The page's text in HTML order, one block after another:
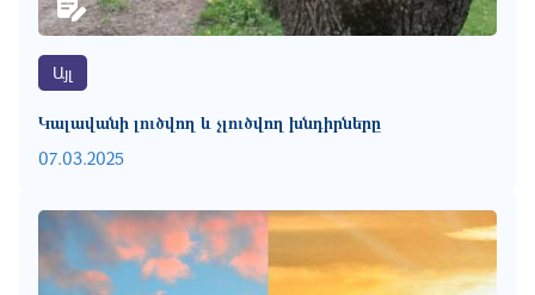
Այլ
Կալավանի լուծվող և չլուծվող խնդիրները
07.03.2025